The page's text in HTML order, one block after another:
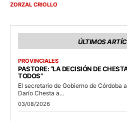
ZORZAL CRIOLLO
ÚLTIMOS
PROVINCIALES
PASTORE: “LA DECISIÓN DE
TODOS”
El secretario de Gobierno de Córdoba
Darío Chesta a...
03/08/2026